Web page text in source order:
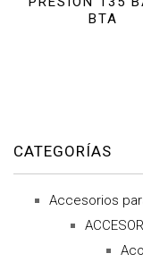
BTA
CATEGORÍAS
Accesorios